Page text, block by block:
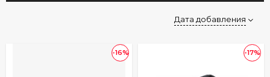
Дата добавления
-16% -17%